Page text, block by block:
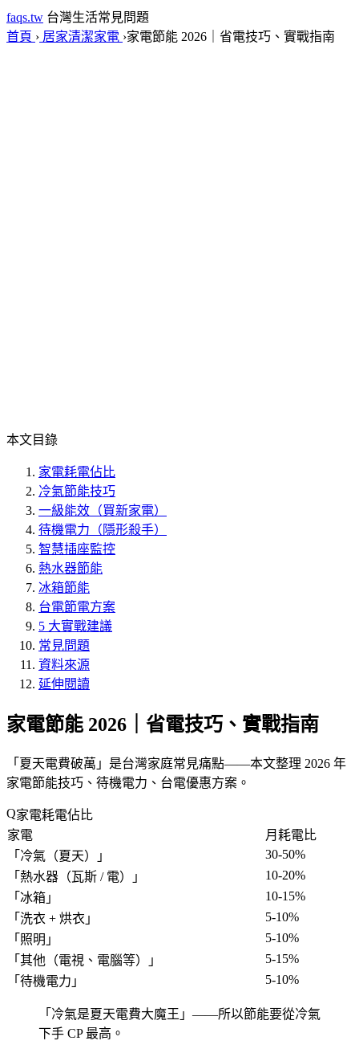
faqs.tw 台灣生活常見問題
首頁 › 居家清潔家電 ›家電節能 2026｜省電技巧、實戰指南
本文目錄
家電耗電佔比
冷氣節能技巧
一級能效（買新家電）
待機電力（隱形殺手）
智慧插座監控
熱水器節能
冰箱節能
台電節電方案
5 大實戰建議
常見問題
資料來源
延伸閱讀
家電節能 2026｜省電技巧、實戰指南
「 夏天電費破萬 」是台灣家庭常見痛點——本文整理 2026 年
家電節能技巧、待機電力、台電優惠方案。
家電耗電佔比
家電
月耗電比
「 冷氣（夏天） 」
30-50%
「 熱水器（瓦斯 / 電） 」
10-20%
「 冰箱 」
10-15%
「 洗衣 + 烘衣 」
5-10%
「 照明 」
5-10%
「 其他（電視、電腦等） 」
5-15%
「 待機電力 」 5-10%
「 冷氣是夏天電費大魔王 」——所以節能要從冷氣
下手 CP 最高。